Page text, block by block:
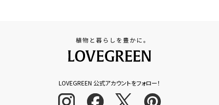
LOVEGREEN 公式アカウントをフォロー！